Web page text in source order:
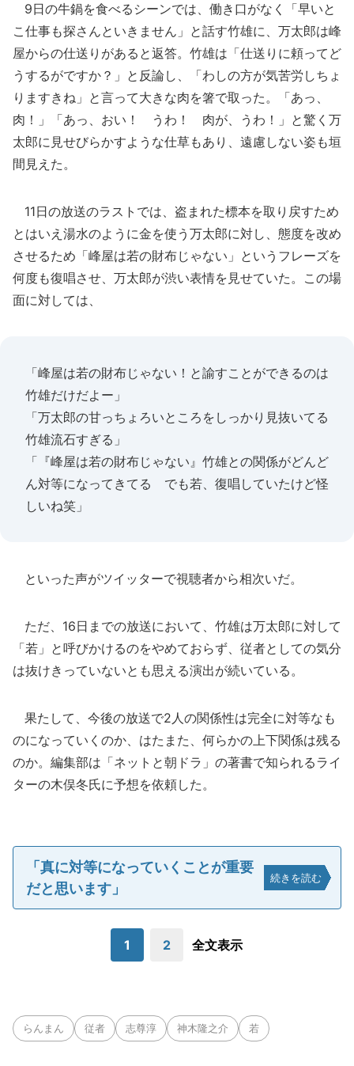
9日の牛鍋を食べるシーンでは、働き口がなく「早いと
こ仕事も探さんといきません」と話す竹雄に、万太郎は峰
屋からの仕送りがあると返答。竹雄は「仕送りに頼ってど
うするがですか？」と反論し、「わしの方が気苦労しちょ
りますきね」と言って大きな肉を箸で取った。「あっ、
肉！」「あっ、おい！ うわ！ 肉が、うわ！」と驚く万
太郎に見せびらかすような仕草もあり、遠慮しない姿も垣
間見えた。
11日の放送のラストでは、盗まれた標本を取り戻すため
とはいえ湯水のように金を使う万太郎に対し、態度を改め
させるため「峰屋は若の財布じゃない」というフレーズを
何度も復唱させ、万太郎が渋い表情を見せていた。この場
面に対しては、
「峰屋は若の財布じゃない！と諭すことができるのは
竹雄だけだよー」
「万太郎の甘っちょろいところをしっかり見抜いてる
竹雄流石すぎる」
「『峰屋は若の財布じゃない』竹雄との関係がどんど
ん対等になってきてる でも若、復唱していたけど怪
しいね笑」
といった声がツイッターで視聴者から相次いだ。
ただ、16日までの放送において、竹雄は万太郎に対して
「若」と呼びかけるのをやめておらず、従者としての気分
は抜けきっていないとも思える演出が続いている。
果たして、今後の放送で2人の関係性は完全に対等なも
のになっていくのか、はたまた、何らかの上下関係は残る
のか。編集部は「ネットと朝ドラ」の著書で知られるライ
ターの木俣冬氏に予想を依頼した。
「真に対等になっていくことが重要
だと思います」
続きを読む
1 2 全文表示
らんまん 従者 志尊淳 神木隆之介 若